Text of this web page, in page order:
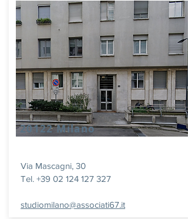
20122 Milano
Via Mascagni, 30
Tel. +39 02 124 127 327
studiomilano@associati67.it